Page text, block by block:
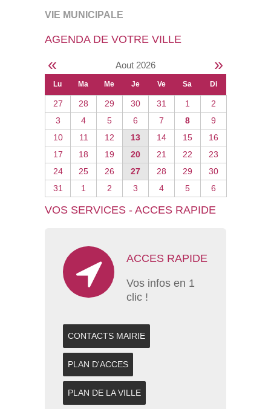
VIE MUNICIPALE
AGENDA DE VOTRE VILLE
« Aout 2026 »
Lu Ma Me Je Ve Sa Di
27 28 29 30 31 1
2
3
4 5 6 7 8
9
10
11 12 13 14 15
16
17
18 19 20 21 22
23
24
25 26 27 28 29
30
31
1 2 3 4 5 6
VOS SERVICES - ACCES RAPIDE
ACCES RAPIDE
Vos infos en 1
clic !
CONTACTS MAIRIE
PLAN D'ACCES
PLAN DE LA VILLE